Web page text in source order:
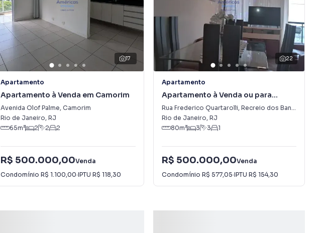
17
Apartamento
Apartamento à Venda em Camorim
Avenida Olof Palme, Camorim
Rio de Janeiro, RJ
65m² 2 2 2
R$ 500.000,00Venda
Condomínio R$ 1.100,00·IPTU R$ 118,30
22
Apartamento
Apartamento à Venda ou para
Alugar em Recreio dos Bandeirantes
Rua Frederico Quartarolli, Recreio dos Bandeirantes
Rio de Janeiro, RJ
80m² 3 3 1
R$ 500.000,00Venda
Condomínio R$ 577,05·IPTU R$ 154,30